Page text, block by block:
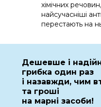
хімічних
найсучасніші
перестають на
Дешевше і
грибка один раз
і назавжди, чим
та гроші
на марні засоби!